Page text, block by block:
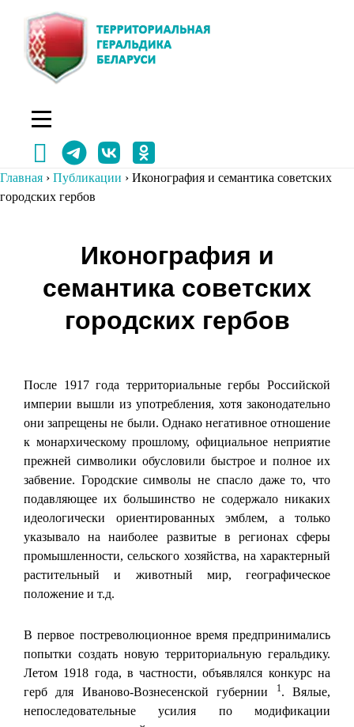
содержимому
Главная › Публикации › Иконография и семантика советских
городских гербов
Иконография и
семантика советских
городских гербов
После 1917 года территориальные гербы Российской
империи вышли из употребления, хотя законодательно
они запрещены не были. Однако негативное отношение
к монархическому прошлому, официальное неприятие
прежней символики обусловили быстрое и полное их
забвение. Городские символы не спасло даже то, что
подавляющее их большинство не содержало никаких
идеологически ориентированных эмблем, а только
указывало на наиболее развитые в регионах сферы
промышленности, сельского хозяйства, на характерный
растительный и животный мир, географическое
положение и т.д.
В первое постреволюционное время предпринимались
попытки создать новую территориальную геральдику.
Летом 1918 года, в частности, объявлялся конкурс на
герб для Иваново-Вознесенской губернии
1. Вялые,
непоследовательные усилия по модификации
Навигация
по
записям